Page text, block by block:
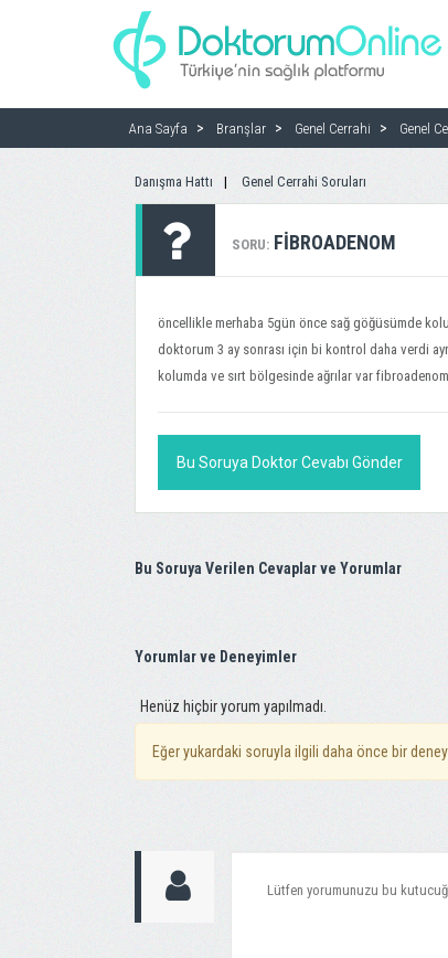
Ana Sayfa Branşlar Genel Cerrahi Genel
Danışma Hattı Genel Cerrahi Soruları
SORU: FIBROADENOM
öncellikle merhaba 5gün önce sağ göğüsümde
doktorum 3 ay sonrası için bi kontrol daha verdi
kolumda ve sırt bölgesinde ağrılar var
Bu Soruya Doktor Cevabı Gönder
Bu Soruya Verilen Cevaplar ve Yorumlar
Yorumlar ve Deneyimler
Henüz hiçbir yorum yapılmadı.
Eğer yukardaki soruyla ilgili daha önce bir